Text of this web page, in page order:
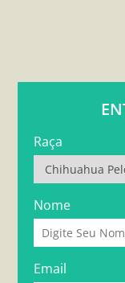
Raça
Nome
Email